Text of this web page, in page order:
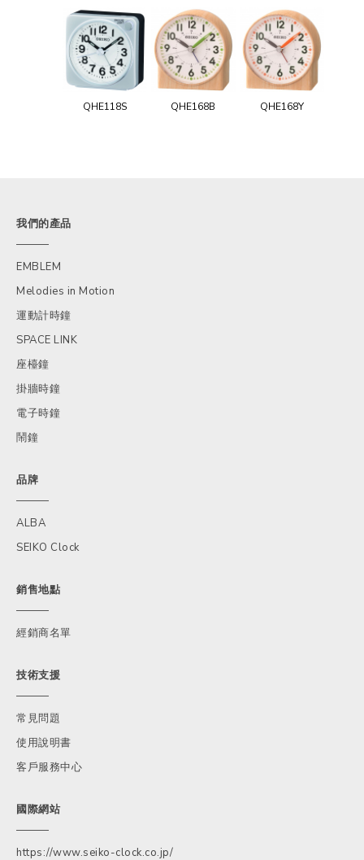
QHE118S QHE168B QHE168Y
我們的產品
EMBLEM
Melodies in Motion
運動計時鐘
SPACE LINK
座檯鐘
掛牆時鐘
電子時鐘
鬧鐘
品牌
ALBA
SEIKO Clock
銷售地點
經銷商名單
技術支援
常見問題
使用說明書
客戶服務中心
國際網站
https://www.seiko-clock.co.jp/